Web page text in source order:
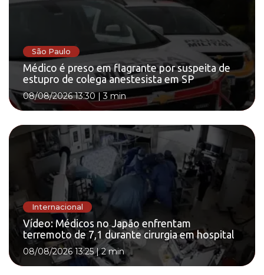
São Paulo
Médico é preso em flagrante por suspeita de
estupro de colega anestesista em SP
08/08/2026 13:30 |3 min
Internacional
Vídeo: Médicos no Japão enfrentam
terremoto de 7,1 durante cirurgia em hospital
08/08/2026 13:25|2 min